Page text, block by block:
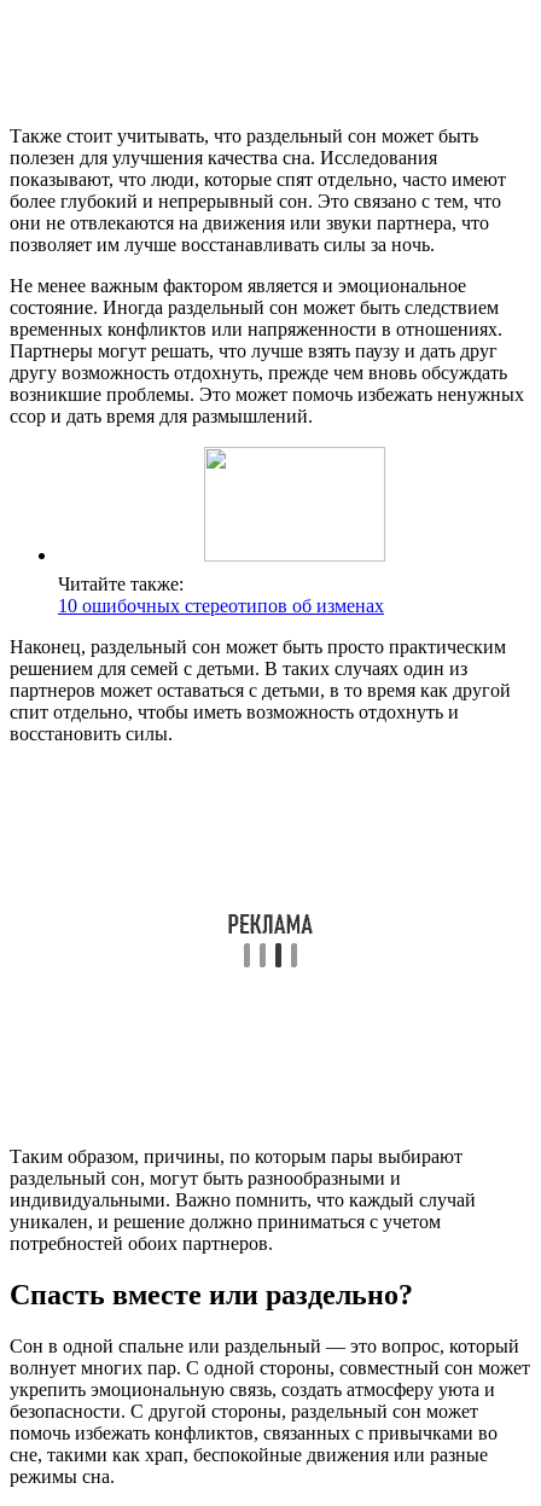
Также стоит учитывать, что раздельный сон может быть
полезен для улучшения качества сна. Исследования
показывают, что люди, которые спят отдельно, часто имеют
более глубокий и непрерывный сон. Это связано с тем, что
они не отвлекаются на движения или звуки партнера, что
позволяет им лучше восстанавливать силы за ночь.
Не менее важным фактором является и эмоциональное
состояние. Иногда раздельный сон может быть следствием
временных конфликтов или напряженности в отношениях.
Партнеры могут решать, что лучше взять паузу и дать друг
другу возможность отдохнуть, прежде чем вновь обсуждать
возникшие проблемы. Это может помочь избежать ненужных
ссор и дать время для размышлений.
Читайте также:
10 ошибочных стереотипов об изменах
Наконец, раздельный сон может быть просто практическим
решением для семей с детьми. В таких случаях один из
партнеров может оставаться с детьми, в то время как другой
спит отдельно, чтобы иметь возможность отдохнуть и
восстановить силы.
Таким образом, причины, по которым пары выбирают
раздельный сон, могут быть разнообразными и
индивидуальными. Важно помнить, что каждый случай
уникален, и решение должно приниматься с учетом
потребностей обоих партнеров.
Спасть вместе или раздельно?
Сон в одной спальне или раздельный — это вопрос, который
волнует многих пар. С одной стороны, совместный сон может
укрепить эмоциональную связь, создать атмосферу уюта и
безопасности. С другой стороны, раздельный сон может
помочь избежать конфликтов, связанных с привычками во
сне, такими как храп, беспокойные движения или разные
режимы сна.